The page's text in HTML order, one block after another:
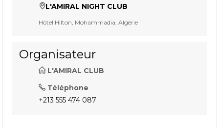
L'AMIRAL NIGHT CLUB
Hôtel Hilton, Mohammadia, Algérie
Organisateur
L'AMIRAL CLUB
Téléphone
+213 555 474 087